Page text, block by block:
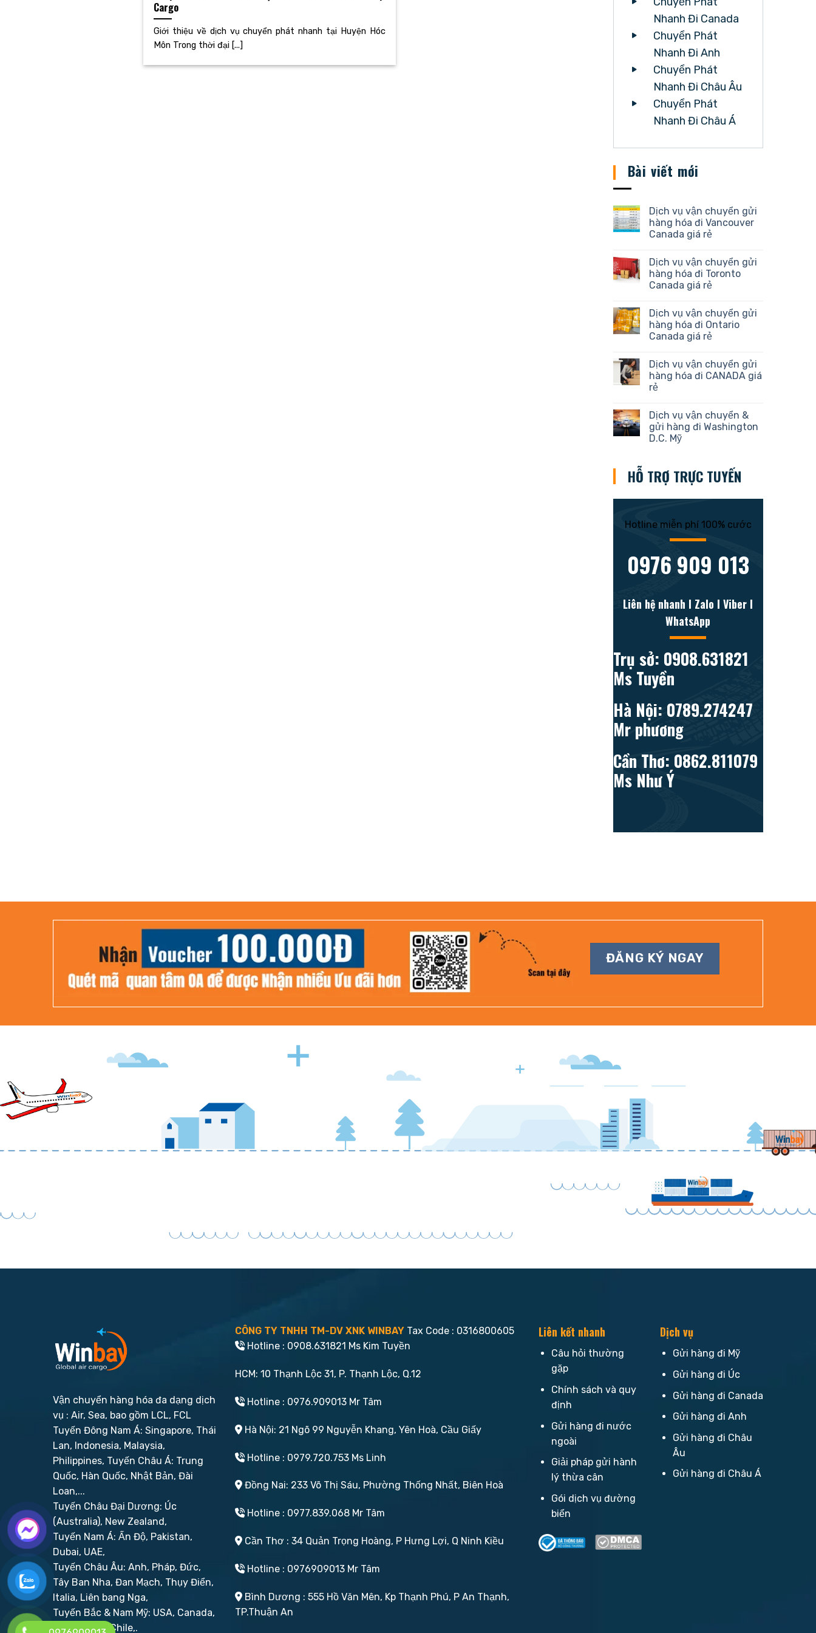
Cargo
Giới thiệu về dịch vụ chuyển phát nhanh tại Huyện Hóc
Môn Trong thời đại [...]
Nhanh Đi Canada
Chuyển Phát
Nhanh Đi Anh
Chuyển Phát
Nhanh Đi Châu Âu
Chuyển Phát
Nhanh Đi Châu Á
Bài viết mới
Dịch vụ vận chuyển gửi
hàng hóa đi Vancouver
Canada giá rẻ
Dịch vụ vận chuyển gửi
hàng hóa đi Toronto
Canada giá rẻ
Dịch vụ vận chuyển gửi
hàng hóa đi Ontario
Canada giá rẻ
Dịch vụ vận chuyển gửi
hàng hóa đi CANADA giá
rẻ
Dịch vụ vận chuyển &
gửi hàng đi Washington
D.C. Mỹ
HỖ TRỢ TRỰC TUYẾN
Hotline miễn phí 100% cước
0976 909 013
Liên hệ nhanh l Zalo l Viber l
WhatsApp
Trụ sở: 0908.631821
Ms Tuyền
Hà Nội: 0789.274247
Mr phương
Cần Thơ: 0862.811079
Ms Như Ý
ĐĂNG KÝ NGAY
Vận chuyển hàng hóa đa dạng dịch
vụ : Air, Sea, bao gồm LCL, FCL
Tuyến Đông Nam Á: Singapore, Thái
Lan, Indonesia, Malaysia,
Philippines, Tuyến Châu Á: Trung
Quốc, Hàn Quốc, Nhật Bản, Đài
Loan,...
Tuyến Châu Đại Dương: Úc
(Australia), New Zealand,
Tuyến Nam Á: Ấn Độ, Pakistan,
Dubai, UAE,
Tuyến Châu Âu: Anh, Pháp, Đức,
Tây Ban Nha, Đan Mạch, Thụy Điển,
Italia, Liên bang Nga,
Tuyến Bắc & Nam Mỹ: USA, Canada,
Brazil, Peru, Chile,.
CÔNG TY TNHH TM-DV XNK WINBAY Tax Code : 0316800605
Hotline : 0908.631821 Ms Kim Tuyền
HCM: 10 Thạnh Lộc 31, P. Thạnh Lộc, Q.12
Hotline : 0976.909013 Mr Tâm
Hà Nội: 21 Ngõ 99 Nguyễn Khang, Yên Hoà, Cầu Giấy
Hotline : 0979.720.753 Ms Linh
Đồng Nai: 233 Võ Thị Sáu, Phường Thống Nhất, Biên Hoà
Hotline : 0977.839.068 Mr Tâm
Cần Thơ : 34 Quản Trọng Hoàng, P Hưng Lợi, Q Ninh Kiều
Hotline : 0976909013 Mr Tâm
Bình Dương : 555 Hồ Văn Mên, Kp Thạnh Phú, P An Thạnh,
TP.Thuận An
Liên kết nhanh
Câu hỏi thường
gặp
Chính sách và quy
định
Gửi hàng đi nước
ngoài
Giải pháp gửi hành
lý thừa cân
Gói dịch vụ đường
biển
Dịch vụ
Gửi hàng đi Mỹ
Gửi hàng đi Úc
Gửi hàng đi Canada
Gửi hàng đi Anh
Gửi hàng đi Châu
Âu
Gửi hàng đi Châu Á